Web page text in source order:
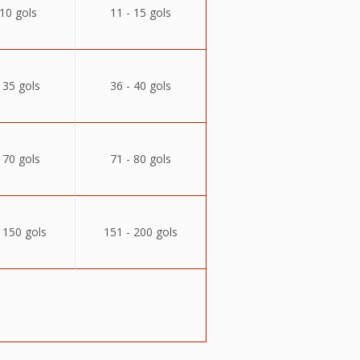
gols 11 - 15 gols
gols 36 - 40 gols
gols 71 - 80 gols
gols 151 - 200 gols